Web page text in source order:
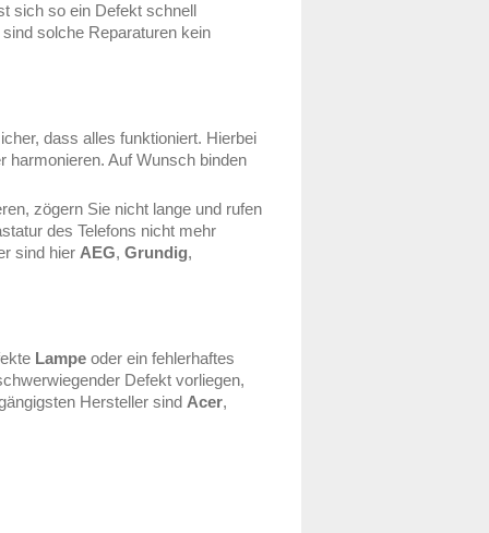
sich so ein Defekt schnell
solche Reparaturen kein
dass alles funktioniert. Hierbei
harmonieren. Auf Wunsch binden
zögern Sie nicht lange und rufen
des Telefons nicht mehr
sind hier AEG, Grundig,
Lampe oder ein fehlerhaftes
Defekt vorliegen,
Hersteller sind Acer,